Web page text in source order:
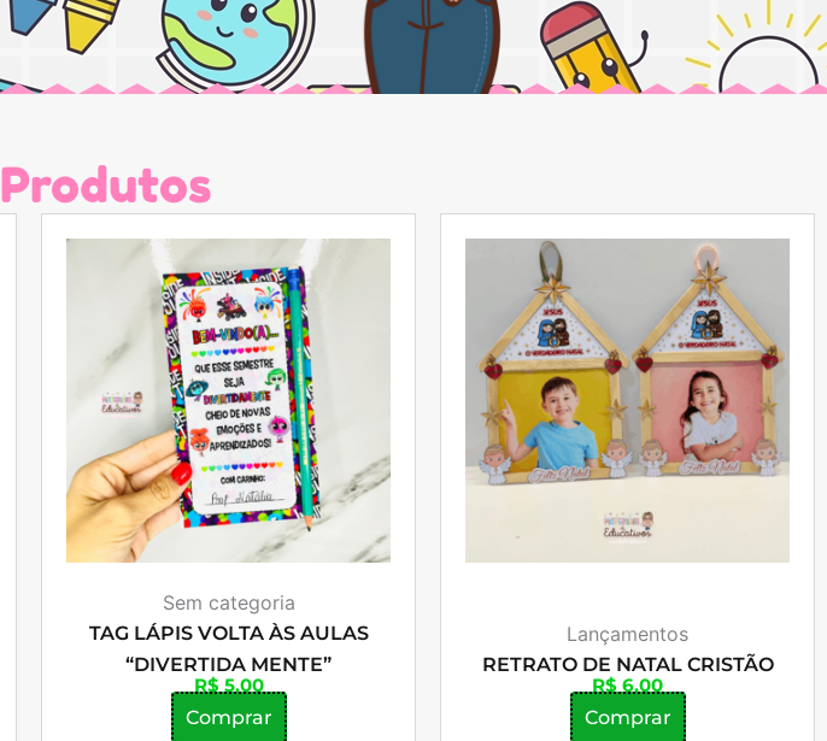
Produtos
Sem categoria
TAG LÁPIS VOLTA ÀS AULAS
“DIVERTIDA MENTE”
R$ 5,00
Comprar
Lançamentos
RETRATO DE NATAL CRISTÃO
R$ 6,00
Comprar